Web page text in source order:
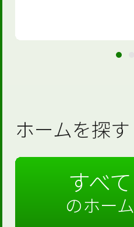
ホームを探す
すべて
のホーム